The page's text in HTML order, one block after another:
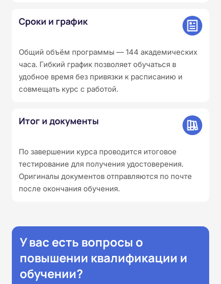
Сроки и график
Общий объём программы — 144 академических
часа. Гибкий график позволяет обучаться в
удобное время без привязки к расписанию и
совмещать курс с работой.
Итог и документы
По завершении курса проводится итоговое
тестирование для получения удостоверения.
Оригиналы документов отправляются по почте
после окончания обучения.
У вас есть вопросы о
повышении квалификации и
обучении?